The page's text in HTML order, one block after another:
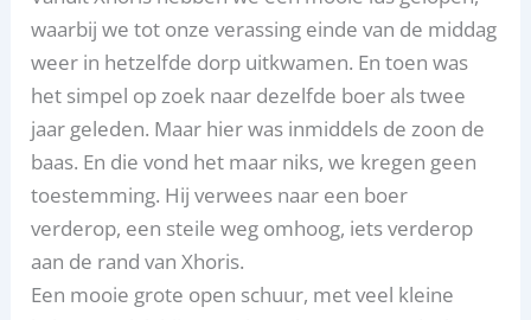
waarbij we tot onze verassing einde van de middag
weer in hetzelfde dorp uitkwamen. En toen was
het simpel op zoek naar dezelfde boer als twee
jaar geleden. Maar hier was inmiddels de zoon de
baas. En die vond het maar niks, we kregen geen
toestemming. Hij verwees naar een boer
verderop, een steile weg omhoog, iets verderop
aan de rand van Xhoris.
Een mooie grote open schuur, met veel kleine